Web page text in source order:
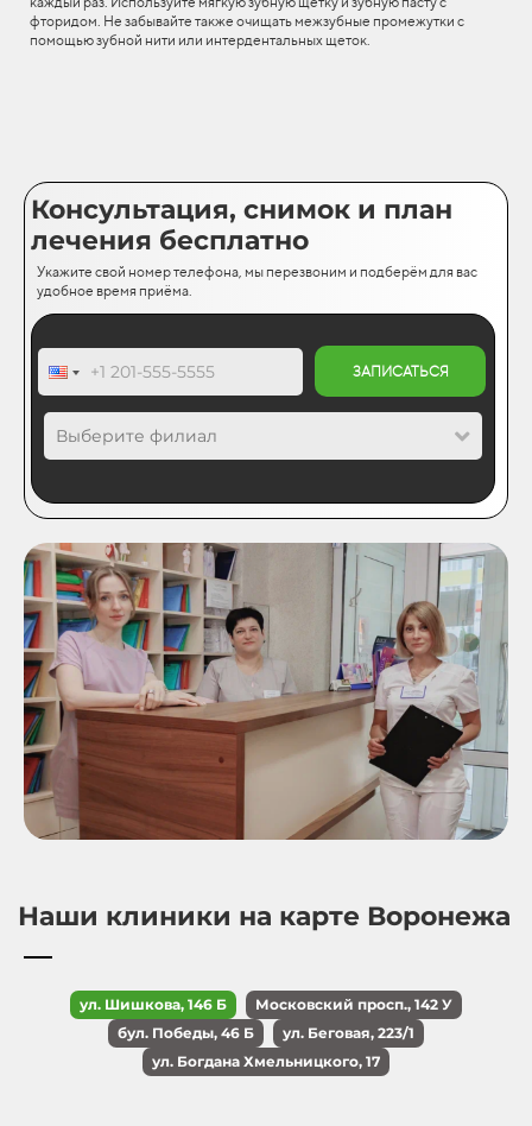
фторидом. Не забывайте также очищать межзубные промежутки с
помощью зубной нити или интердентальных щеток.
Консультация, снимок и план
лечения бесплатно
Укажите свой номер телефона, мы перезвоним и подберём для вас
удобное время приёма.
ЗАПИСАТЬСЯ
Выберите филиал
Наши клиники на карте Воронежа
ул. Шишкова, 146 Б
Московский просп., 142 У
бул. Победы, 46 Б
ул. Беговая, 223/1
ул. Богдана Хмельницкого, 17